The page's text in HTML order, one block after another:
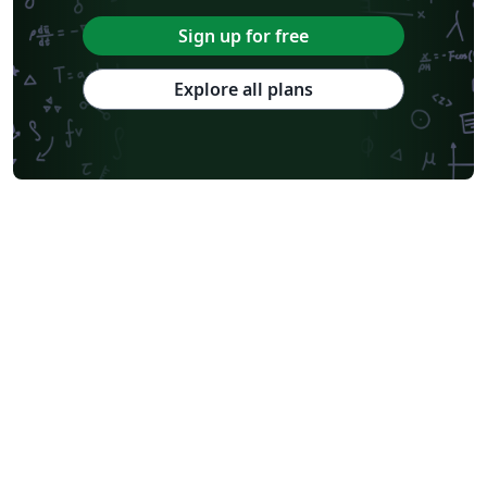
Sign up for free
Explore all plans